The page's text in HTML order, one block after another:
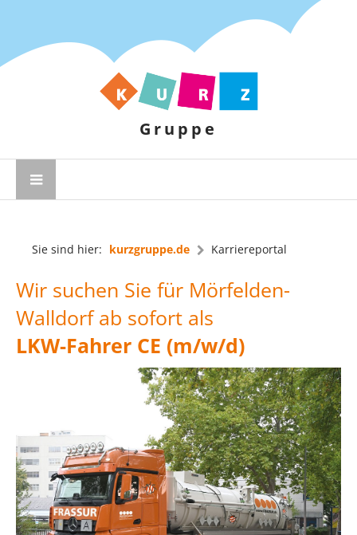
Gruppe
Sie sind hier: kurzgruppe.de Karriereportal
Wir suchen Sie für Mörfelden-
Walldorf ab sofort als
LKW-Fahrer CE (m/w/d)